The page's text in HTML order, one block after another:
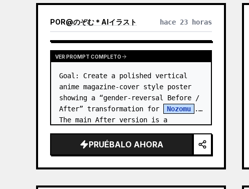
POR@のぞむ＊AIイラスト hace 23 horas
VER PROMPT COMPLETO
Goal: Create a polished vertical
anime magazine-cover style poster
showing a “gender-reversal Before /
After” transformation for
Nozomu
.
The main After version is a
boy who preserves…
PRUÉBALO AHORA